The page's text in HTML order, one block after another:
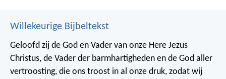
Willekeurige Bijbeltekst
Geloofd zij de God en Vader van onze Here Jezus
Christus, de Vader der barmhartigheden en de God aller
vertroosting, die ons troost in al onze druk, zodat wij